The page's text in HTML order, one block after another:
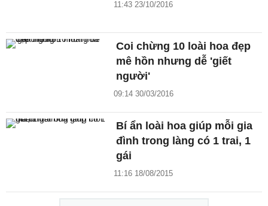
11:43 23/10/2016
Coi chừng 10 loài hoa đẹp
mê hồn nhưng dễ 'giết
người'
09:14 30/03/2016
Bí ẩn loài hoa giúp mỗi gia
đình trong làng có 1 trai, 1
gái
11:16 18/08/2015